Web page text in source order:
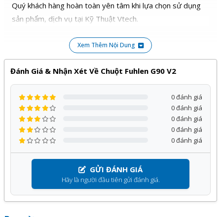
Quý khách hàng hoàn toàn yên tâm khi lựa chọn sử dụng
sản phẩm, dịch vụ tại Kỹ Thuật Vtech.
Xem Thêm Nội Dung
Đánh Giá & Nhận Xét Về Chuột Fuhlen G90 V2
GỬI ĐÁNH GIÁ
Hãy là người đầu tiên gửi đánh giá.
0 đánh giá
0 đánh giá
0 đánh giá
0 đánh giá
0 đánh giá